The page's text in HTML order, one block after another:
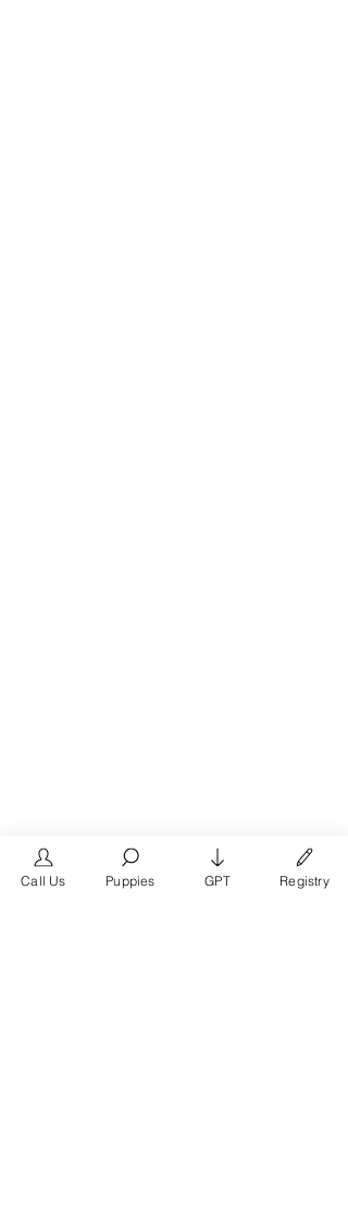
Call Us Puppies GPT Registry